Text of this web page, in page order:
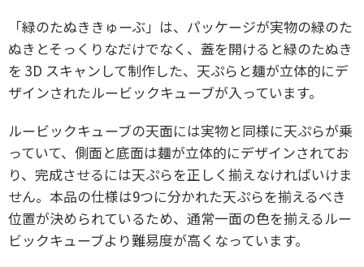
「緑のたぬききゅーぶ」は、パッケージが実物の緑のた
ぬきとそっくりなだけでなく、蓋を開けると緑のたぬき
を 3D スキャンして制作した、天ぷらと麺が立体的にデ
ザインされたルービックキューブが入っています。
ルービックキューブの天面には実物と同様に天ぷらが乗
っていて、側面と底面は麺が立体的にデザインされてお
り、完成させるには天ぷらを正しく揃えなければいけま
せん。本品の仕様は9つに分かれた天ぷらを揃えるべき
位置が決められているため、通常一面の色を揃えるルー
ビックキューブより難易度が高くなっています。